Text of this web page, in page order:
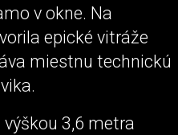
v okne. Na
epické vitráže
miestnu technickú
3,6 metra